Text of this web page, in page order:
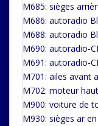
M685: sièges
M686: autoradio
M688: autoradio
M690: autoradio-
M691: autoradio-
M701: ailes avant
M702: moteur
M900: voiture de
M930: sièges ar